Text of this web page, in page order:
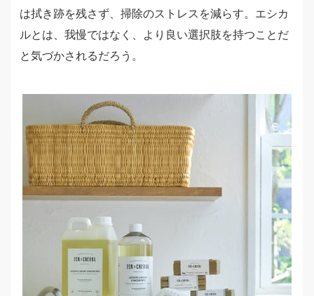
は拭き跡を残さず、掃除のストレスを減らす。エシカ
ルとは、我慢ではなく、より良い選択肢を持つことだ
と気づかされるだろう。